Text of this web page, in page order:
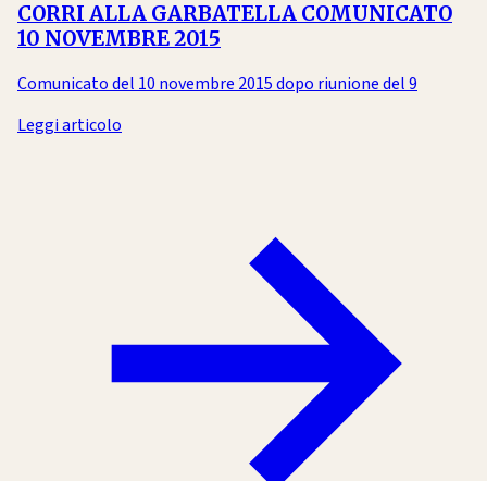
CORRI ALLA GARBATELLA COMUNICATO
10 NOVEMBRE 2015
Comunicato del 10 novembre 2015 dopo riunione del 9
Leggi articolo